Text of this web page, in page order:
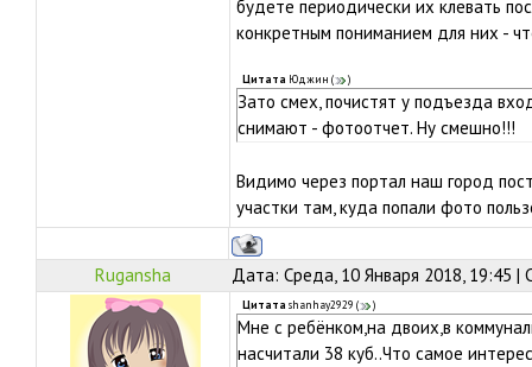
будете периодически их клевать
конкретным пониманием для них -
Цитата Юджин ( )
Зато смех, почистят у подъезда
снимают - фотоотчет. Ну смешно!!!
Видимо через портал наш город
участки там, куда попали фото
Rugansha Дата: Среда, 10 Января 2018, 19:45 |
Цитата shanhay2929 ( )
Мне с ребёнком,на двоих,в
насчитали 38 куб..Что самое